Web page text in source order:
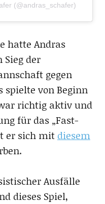
(@andras_schafer)
hatte Andras
Sieg der
gegen
spielte von Beginn
richtig aktiv und
für das „Fast-
er sich mit diesem
Ausfälle
dieses Spiel,